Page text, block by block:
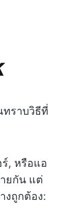
ทราบวิธีที่
, หรือแอ
ยกัน แต่
งถูกต้อง: